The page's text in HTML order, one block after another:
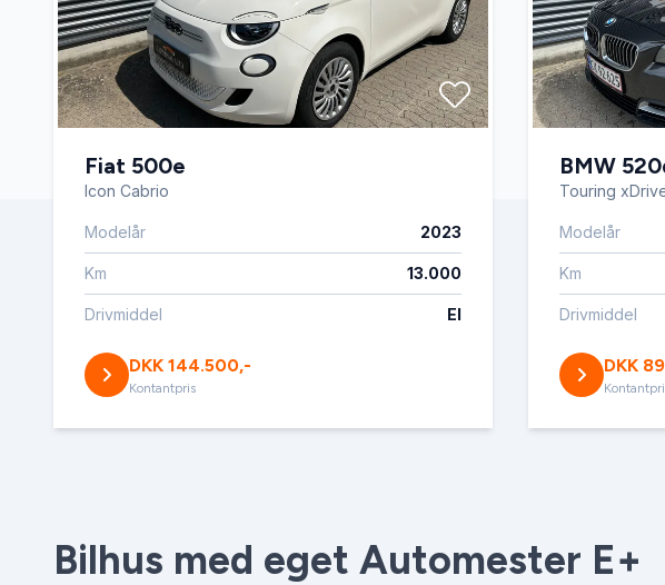
Fiat 500e
Icon Cabrio
Modelår 2023
Km 13.000
Drivmiddel El
DKK 144.500,-
Kontantpris
BMW
Touring
Modelår
Km
Drivmiddel
DKK
Bilhus med eget Automester E+